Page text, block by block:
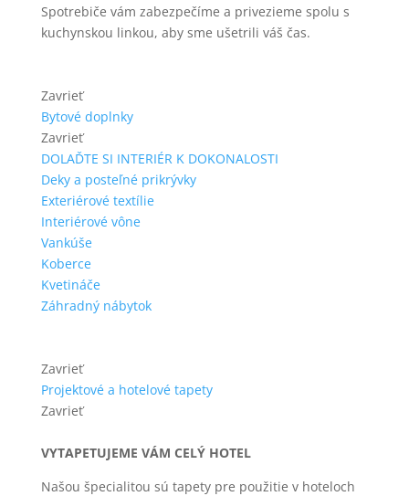
Spotrebiče vám zabezpečíme a privezieme spolu s
kuchynskou linkou, aby sme ušetrili váš čas.
Zavrieť
Bytové doplnky
Zavrieť
DOLAĎTE SI INTERIÉR K DOKONALOSTI
Deky a posteľné prikrývky
Exteriérové textílie
Interiérové vône
Vankúše
Koberce
Kvetináče
Záhradný nábytok
Zavrieť
Projektové a hotelové tapety
Zavrieť
VYTAPETUJEME VÁM CELÝ HOTEL
Našou špecialitou sú tapety pre použitie v hoteloch